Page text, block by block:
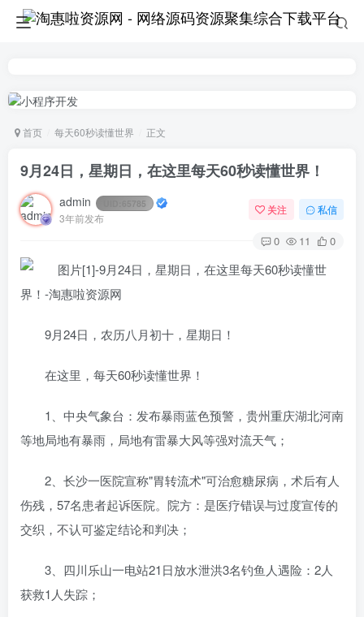
首页 每天60秒读懂世界 正文
9月24日，星期日，在这里每天60秒读懂世界！
admin 65785
3年前发布
关注 私信
0 11 0
9月24日，农历八月初十，星期日！
在这里，每天60秒读懂世界！
1、中央气象台：发布暴雨蓝色预警，贵州重庆湖北河南
等地局地有暴雨，局地有雷暴大风等强对流天气；
2、长沙一医院宣称"胃转流术"可治愈糖尿病，术后有人
伤残，57名患者起诉医院。院方：是医疗错误与过度宣传的
交织，不认可鉴定结论和判决；
3、四川乐山一电站21日放水泄洪3名钓鱼人遇险：2人
获救1人失踪；